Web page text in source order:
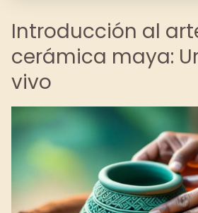
Introducción al
cerámica maya:
vivo